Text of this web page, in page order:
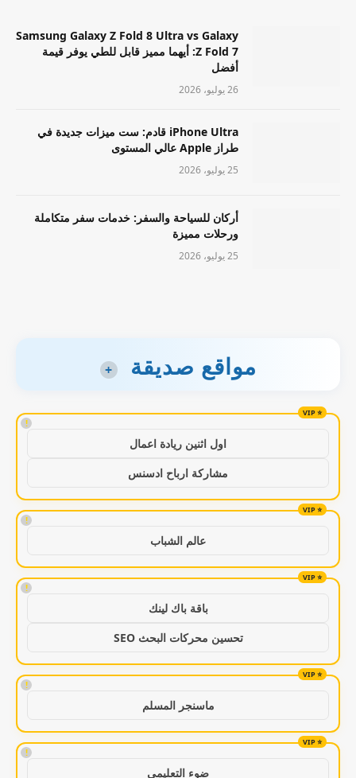
Samsung Galaxy Z Fold 8 Ultra vs Galaxy
Z Fold 7: أيهما مميز قابل للطي يوفر قيمة
أفضل
26 يوليو، 2026
iPhone Ultra قادم: ست ميزات جديدة في
طراز Apple عالي المستوى
25 يوليو، 2026
أركان للسياحة والسفر: خدمات سفر متكاملة
ورحلات مميزة
25 يوليو، 2026
مواقع صديقة +
!
اول اثنين ريادة اعمال
مشاركة ارباح ادسنس
!
عالم الشباب
!
باقة باك لينك
تحسين محركات البحث SEO
!
ماسنجر المسلم
!
ضوء التعليمي